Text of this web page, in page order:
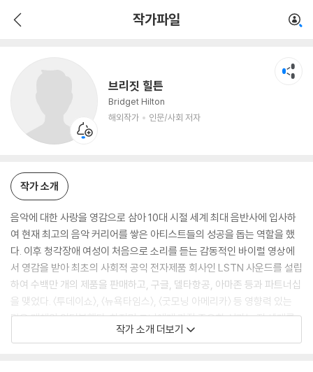
작가파일
브리짓 힐튼
Bridget Hilton
해외작가
인문/사회 저자
인문/사회 저자
작가 소개
음악에 대한 사랑을 영감으로 삼아 10대 시절 세계 최대 음반사에 입사하
여 현재 최고의 음악 커리어를 쌓은 아티스트들의 성공을 돕는 역할을 했
다. 이후 청각장애 여성이 처음으로 소리를 듣는 감동적인 바이럴 영상에
서 영감을 받아 최초의 사회적 공익 전자제품 회사인 LSTN 사운드를 설립
하여 수백만 개의 제품을 판매하고, 구글, 델타항공, 아마존 등과 파트너십
을 맺었다. 〈투데이쇼〉, 〈뉴욕타임스〉, 〈굿모닝 아메리카〉 등 영향력 있는
많은 매체와 인터뷰했다. 하지만 그녀에게 가장 중요한 성과는 전 세계를
여행하며 5만 명 이상의 사람들에게 소리를 들을 기회를 선물한 것이었다.
작가 소개 더보기